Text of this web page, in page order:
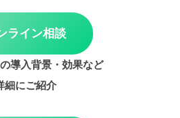
ライン相談
導入背景・効果など
細にご紹介